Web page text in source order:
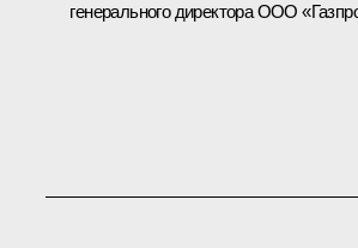
генерального директора ООО